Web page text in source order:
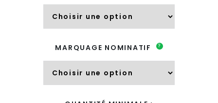
MARQUAGE NOMINATIF ?